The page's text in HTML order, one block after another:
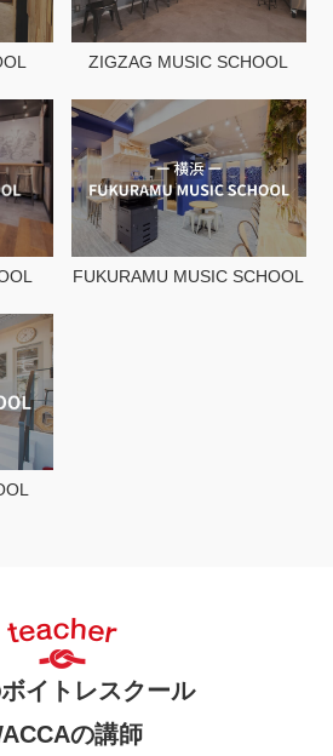
ZIGZAG MUSIC SCHOOL
FUKURAMU MUSIC SCHOOL
イトレスクール
の講師